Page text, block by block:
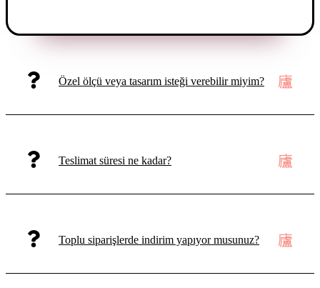
Özel ölçü veya tasarım isteği verebilir miyim?
Teslimat süresi ne kadar?
Toplu siparişlerde indirim yapıyor musunuz?